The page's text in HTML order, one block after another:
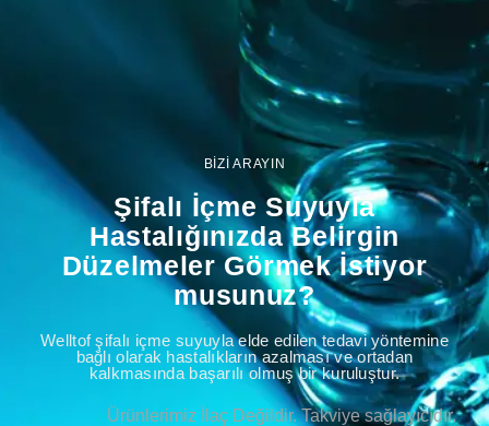
BİZİ ARAYIN
Şifalı İçme Suyuyla
Hastalığınızda Belirgin
Düzelmeler Görmek İstiyor
musunuz?
Welltof şifalı içme suyuyla elde edilen tedavi yöntemine
bağlı olarak hastalıkların azalması ve ortadan
kalkmasında başarılı olmuş bir kuruluştur.
Ürünlerimiz İlaç Değildir. Takviye sağlayıcıdır.